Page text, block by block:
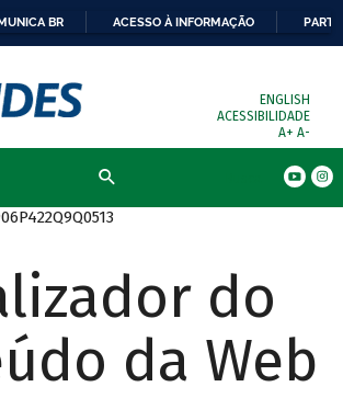
BR ACESSO À INFORMAÇÃO
ENGLISH
ACESSIBILIDADE
A+ A-
do
da Web